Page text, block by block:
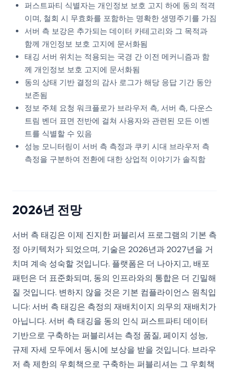
퍼스트파티 식별자는 개인정보 보호 고지 하에 동의 적격
이며, 철회 시 무효화를 포함하는 명확한 생명주기를 가짐
서버 측 보강은 추가되는 데이터 카테고리와 그 목적과
함께 개인정보 보호 고지에 문서화됨
태깅 서버 위치는 적용되는 국경 간 이전 메커니즘과 함
께 개인정보 보호 고지에 문서화됨
동의 상태 기반 결정의 감사 로그가 해당 응답 기간 동안
보존됨
정보 주체 요청 워크플로가 브라우저 측, 서버 측, 다운스
트림 벤더 표면 전반에 걸쳐 사용자와 관련된 모든 이벤
트를 식별할 수 있음
성능 모니터링이 서버 측 측정과 쿠키 시대 브라우저 측
측정을 구분하여 전환에 대한 상업적 이야기가 솔직함
2026년 전망
서버 측 태깅은 이제 진지한 퍼블리셔 프로그램의 기본 측
정 아키텍처가 되었으며, 기술은 2026년과 2027년을 거
치며 계속 성숙할 것입니다. 플랫폼은 더 나아지고, 배포
패턴은 더 표준화되며, 동의 인프라와의 통합은 더 긴밀해
질 것입니다. 변하지 않을 것은 기본 컴플라이언스 원칙입
니다: 서버 측 태깅은 측정의 재배치이지 의무의 재배치가
아닙니다. 서버 측 태깅을 동의 인식 퍼스트파티 데이터
기반으로 구축하는 퍼블리셔는 측정 품질, 페이지 성능,
규제 자세 모두에서 동시에 보상을 받을 것입니다. 브라우
저 측 제한의 우회책으로 구축하는 퍼블리셔는 그 우회책